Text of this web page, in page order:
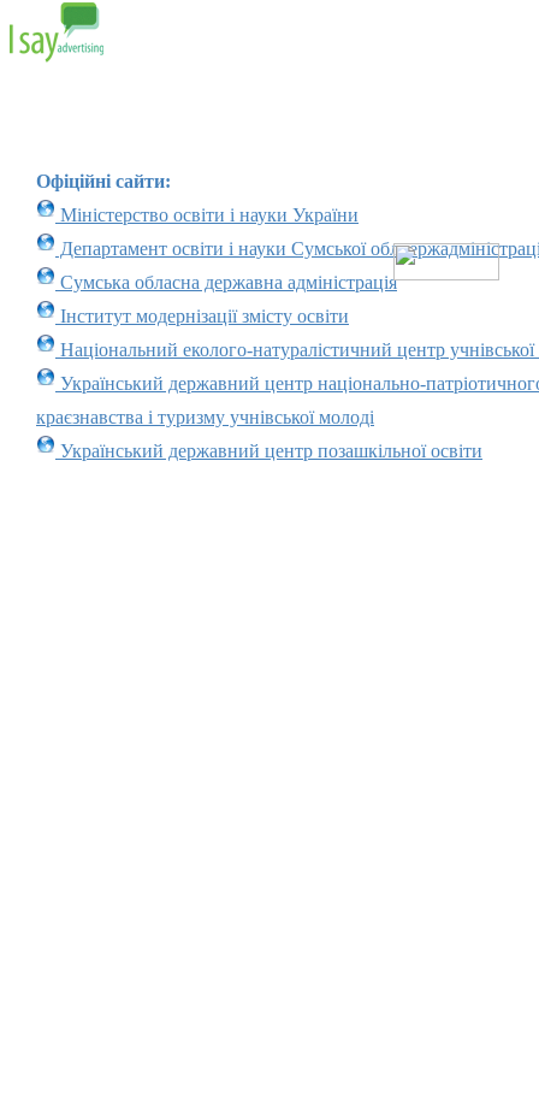
Офіційні сайти:
Міністерство освіти і науки України
Департамент освіти і науки Сумської
Сумська обласна державна адміністрація
Інститут модернізації змісту освіти
Національний еколого-натуралістичний центр учнівської
Український державний центр національно-
краєзнавства і туризму учнівської молоді
Український державний центр позашкільної освіти